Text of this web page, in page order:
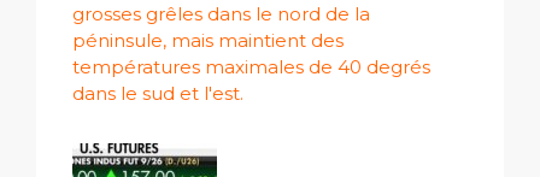
grosses grêles dans le nord de la
péninsule, mais maintient des
températures maximales de 40 degrés
dans le sud et l'est.